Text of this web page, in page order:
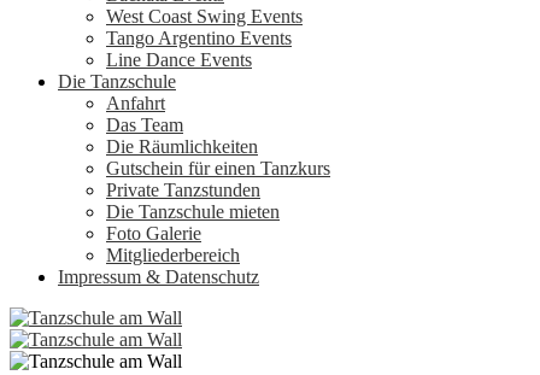
West Coast Swing Events
Tango Argentino Events
Line Dance Events
Die Tanzschule
Anfahrt
Das Team
Die Räumlichkeiten
Gutschein für einen Tanzkurs
Private Tanzstunden
Die Tanzschule mieten
Foto Galerie
Mitgliederbereich
Impressum & Datenschutz